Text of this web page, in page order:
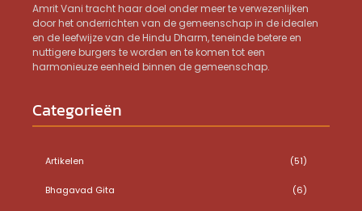
Amrit Vani tracht haar doel onder meer te verwezenlijken
door het onderrichten van de gemeenschap in de idealen
en de leefwijze van de Hindu Dharm, teneinde betere en
nuttigere burgers te worden en te komen tot een
harmonieuze eenheid binnen de gemeenschap.
Categorieën
Artikelen (51)
Bhagavad Gita (6)